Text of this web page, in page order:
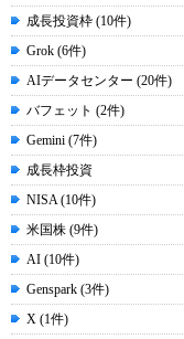
成長投資枠 (10件)
Grok (6件)
AIデータセンター (20件)
バフェット (2件)
Gemini (7件)
成長枠投資
NISA (10件)
米国株 (9件)
AI (10件)
Genspark (3件)
X (1件)